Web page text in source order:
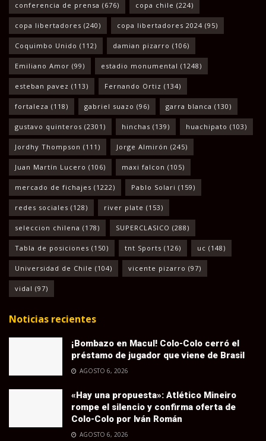
conferencia de prensa (676) copa chile (224)
copa libertadores (240) copa libertadores 2024 (95)
Coquimbo Unido (112) damian pizarro (106)
Emiliano Amor (99) estadio monumental (1248)
esteban pavez (113) Fernando Ortiz (134)
fortaleza (118) gabriel suazo (96) garra blanca (130)
gustavo quinteros (2301) hinchas (139) huachipato (103)
Jordhy Thompson (111) Jorge Almirón (245)
Juan Martín Lucero (106) maxi falcon (105)
mercado de fichajes (1222) Pablo Solari (159)
redes sociales (128) river plate (153)
seleccion chilena (178) SUPERCLASICO (288)
Tabla de posiciones (150) tnt Sports (126) uc (148)
Universidad de Chile (104) vicente pizarro (97)
vidal (97)
Noticias recientes
¡Bombazo en Macul! Colo-Colo cerró el
préstamo de jugador que viene de Brasil
AGOSTO 6, 2026
«Hay una propuesta»: Atlético Mineiro
rompe el silencio y confirma oferta de
Colo-Colo por Iván Román
AGOSTO 6, 2026